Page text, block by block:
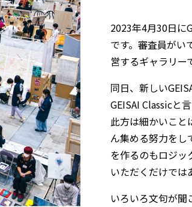
2023年4月30日に
です。審査員がい
営するギャラリー
同日、新しい
GEISAI Classicと
此方は細かいこと
ん集める努力をし
を作るのもロジッ
いただくだけでは
いろいろ文句が